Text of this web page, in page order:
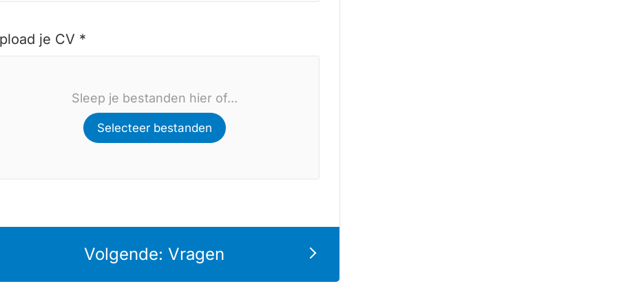
je CV *
Sleep je bestanden hier of...
Selecteer bestanden
Volgende: Vragen